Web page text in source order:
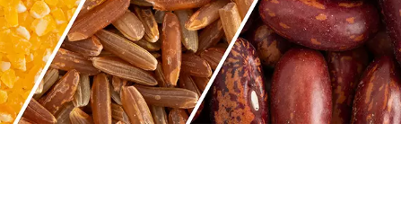
ไทย
Indonesia
Tiếng việt